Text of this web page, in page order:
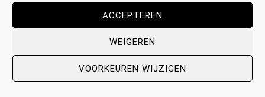
ACCEPTEREN
WEIGEREN
VOORKEUREN WIJZIGEN